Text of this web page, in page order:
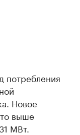
потребления
Новое
выше
МВт.